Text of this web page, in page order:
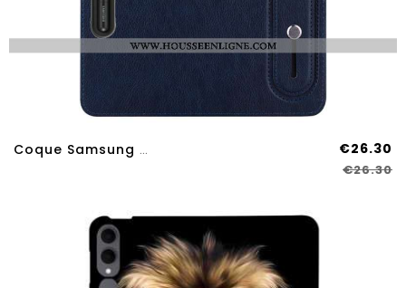
Coque Samsung Galaxy Tab S11 Ultra Effet Cuir Avec Sangle Manuelle €26.30
€26.30